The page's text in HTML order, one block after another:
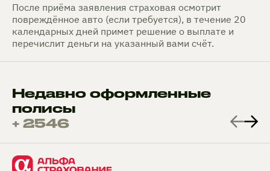
После приёма заявления страховая осмотрит
повреждённое авто (если требуется), в течение 20
календарных дней примет решение о выплате и
перечислит деньги на указанный вами счёт.
Недавно оформленные
полисы
+ 2546